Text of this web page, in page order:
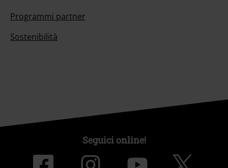
Programmi partner
Sostenibilità
Seguici online!